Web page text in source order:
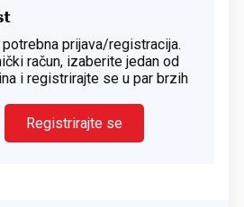
prijava/registracija.
račun, izaberite jedan od
i registrirajte se u par brzih
Registrirajte se